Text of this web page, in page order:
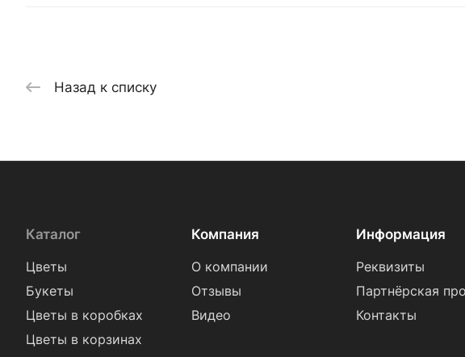
Назад к списку
Каталог
Цветы
Букеты
Цветы в коробках
Цветы в корзинах
Компания
О компании
Отзывы
Видео
Информация
Реквизиты
Партнёрская
Контакты